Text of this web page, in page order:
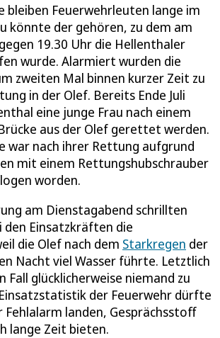
bleiben Feuerwehrleuten lange im
könnte der gehören, zu dem am
19.30 Uhr die Hellenthaler
wurde. Alarmiert wurden die
zweiten Mal binnen kurzer Zeit zu
in der Olef. Bereits Ende Juli
eine junge Frau nach einem
aus der Olef gerettet werden.
war nach ihrer Rettung aufgrund
mit einem Rettungshubschrauber
worden.
am Dienstagabend schrillten
den Einsatzkräften die
die Olef nach dem Starkregen der
Nacht viel Wasser führte. Letztlich
Fall glücklicherweise niemand zu
der Feuerwehr dürfte
Fehlalarm landen, Gesprächsstoff
lange Zeit bieten.